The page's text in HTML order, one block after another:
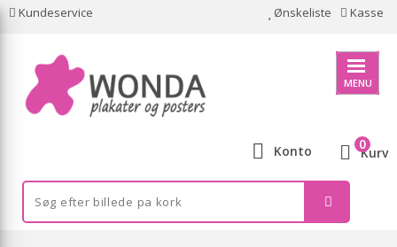
Kundeservice Ønskeliste Kasse
MENU
Konto Kurv
0